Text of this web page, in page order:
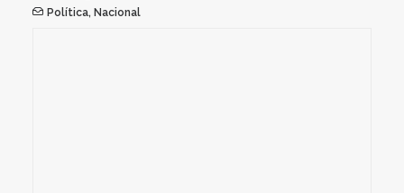
Política, Nacional